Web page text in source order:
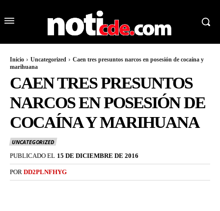
Inicio Uncategorized
Caen tres presuntos narcos en posesión de cocaína y
marihuana
CAEN TRES PRESUNTOS
NARCOS EN POSESIÓN DE
COCAÍNA Y MARIHUANA
UNCATEGORIZED
PUBLICADO EL 15 DE DICIEMBRE DE 2016
POR DD2PLNFHYG